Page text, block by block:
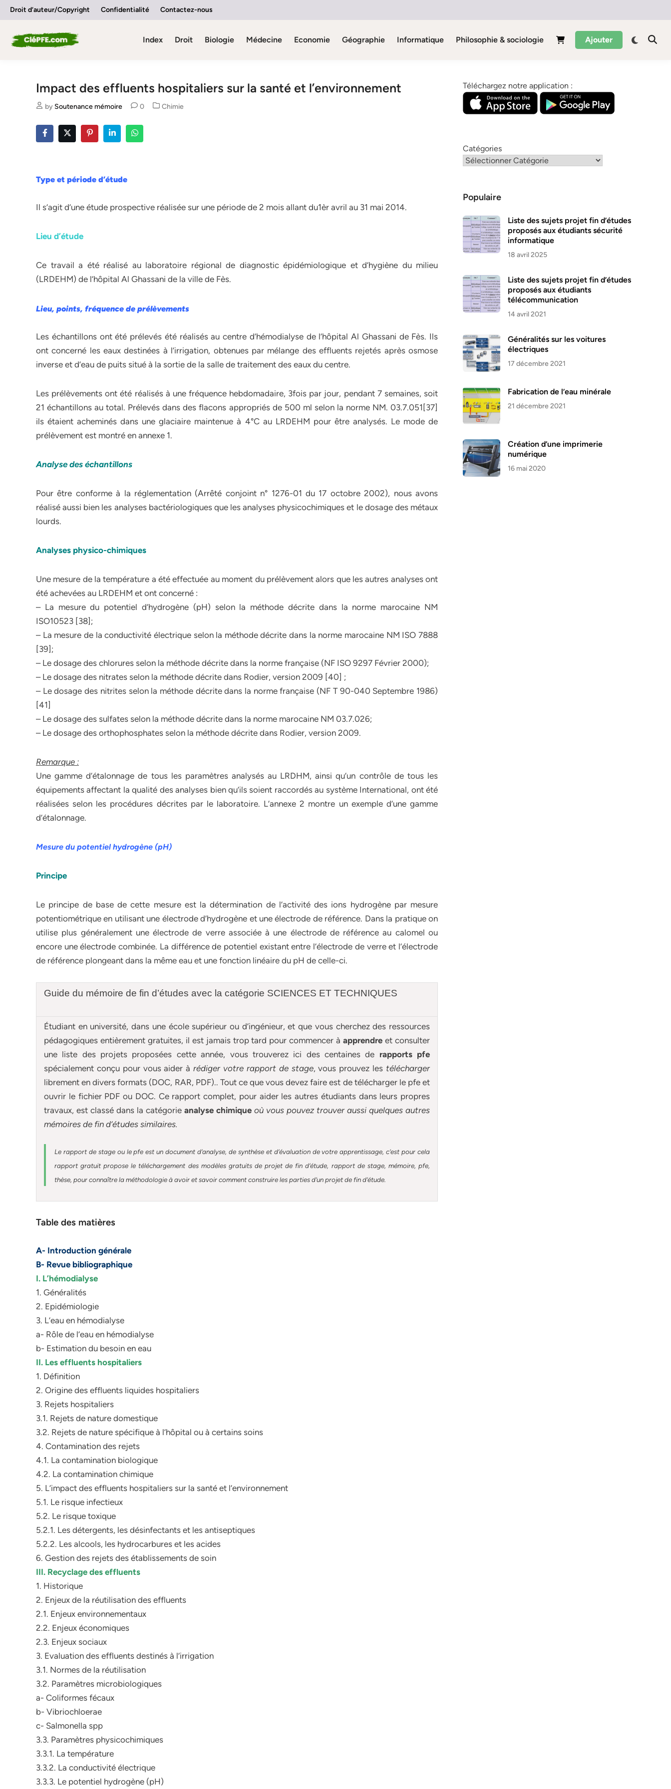
SkipDroit d’auteur/Copyright Confidentialité Contactez-nous
Index Droit Biologie Médecine Economie Géographie Informatique Philosophie & sociologie Ajouter
Impact des effluents hospitaliers sur la santé et l’environnement
by Soutenance mémoire 0
Posted
Chimie
Type et période d’étude
Il s’agit d’une étude prospective réalisée sur une période de 2 mois allant du1èr avril au 31 mai 2014.
Lieu d’étude
Ce travail a été réalisé au laboratoire régional de diagnostic épidémiologique et d’hygiène du milieu
(LRDEHM) de l’hôpital Al Ghassani de la ville de Fès.
Lieu, points, fréquence de prélèvements
Les échantillons ont été prélevés été réalisés au centre d’hémodialyse de l’hôpital Al Ghassani de Fès. Ils
ont concerné les eaux destinées à l’irrigation, obtenues par mélange des effluents rejetés après osmose
inverse et d’eau de puits situé à la sortie de la salle de traitement des eaux du centre.
Les prélèvements ont été réalisés à une fréquence hebdomadaire, 3fois par jour, pendant 7 semaines, soit
21 échantillons au total. Prélevés dans des flacons appropriés de 500 ml selon la norme NM. 03.7.051[37]
ils étaient acheminés dans une glaciaire maintenue à 4°C au LRDEHM pour être analysés. Le mode de
prélèvement est montré en annexe 1.
Analyse des échantillons
Pour être conforme à la réglementation (Arrêté conjoint n° 1276-01 du 17 octobre 2002), nous avons
réalisé aussi bien les analyses bactériologiques que les analyses physicochimiques et le dosage des métaux
lourds.
Analyses physico-chimiques
Une mesure de la température a été effectuée au moment du prélèvement alors que les autres analyses ont
été achevées au LRDEHM et ont concerné :
– La mesure du potentiel d’hydrogène (pH) selon la méthode décrite dans la norme marocaine NM
ISO10523 [38];
– La mesure de la conductivité électrique selon la méthode décrite dans la norme marocaine NM ISO 7888
[39];
– Le dosage des chlorures selon la méthode décrite dans la norme française (NF ISO 9297 Février 2000);
– Le dosage des nitrates selon la méthode décrite dans Rodier, version 2009 [40] ;
– Le dosage des nitrites selon la méthode décrite dans la norme française (NF T 90-040 Septembre 1986)
[41]
– Le dosage des sulfates selon la méthode décrite dans la norme marocaine NM 03.7.026;
– Le dosage des orthophosphates selon la méthode décrite dans Rodier, version 2009.
Remarque :
Une gamme d’étalonnage de tous les paramètres analysés au LRDHM, ainsi qu’un contrôle de tous les
équipements affectant la qualité des analyses bien qu’ils soient raccordés au système International, ont été
réalisées selon les procédures décrites par le laboratoire. L’annexe 2 montre un exemple d’une gamme
d’étalonnage.
Mesure du potentiel hydrogène (pH)
Principe
Le principe de base de cette mesure est la détermination de l’activité des ions hydrogène par mesure
potentiométrique en utilisant une électrode d’hydrogène et une électrode de référence. Dans la pratique on
utilise plus généralement une électrode de verre associée à une électrode de référence au calomel ou
encore une électrode combinée. La différence de potentiel existant entre l’électrode de verre et l’électrode
de référence plongeant dans la même eau et une fonction linéaire du pH de celle-ci.
Guide du mémoire de fin d’études avec la catégorie SCIENCES ET TECHNIQUES
Étudiant en université, dans une école supérieur ou d’ingénieur, et que vous cherchez des ressources
pédagogiques entièrement gratuites, il est jamais trop tard pour commencer àapprendre et consulter
une liste des projets proposées cette année, vous trouverez ici des centaines de rapports pfe
spécialement conçu pour vous aider àrédiger votre rapport de stage, vous prouvez les télécharger
librement en divers formats (DOC, RAR, PDF).. Tout ce que vous devez faire est de télécharger le pfe et
ouvrir le fichier PDF ou DOC. Ce rapport complet, pour aider les autres étudiants dans leurs propres
travaux, est classé dans la catégorie analyse chimique où vous pouvez trouver aussi quelques autres
mémoires de fin d’études similaires.
Le rapport de stage ou le pfe est un document d’analyse, de synthèse et d’évaluation de votre apprentissage, c’est pour cela
rapport gratuitpropose le téléchargement des modèles gratuits de projet de fin d’étude, rapport de stage, mémoire, pfe,
thèse, pour connaître la méthodologie à avoir et savoir comment construire les parties d’un projet de fin d’étude
Table des matières
A- Introduction générale
B- Revue bibliographique
I. L’hémodialyse
1. Généralités
2. Epidémiologie
3. L’eau en hémodialyse
a- Rôle de l’eau en hémodialyse
b- Estimation du besoin en eau
II. Les effluents hospitaliers
1. Définition
2. Origine des effluents liquides hospitaliers
3. Rejets hospitaliers
3.1. Rejets de nature domestique
3.2. Rejets de nature spécifique à l’hôpital ou à certains soins
4. Contamination des rejets
4.1. La contamination biologique
4.2. La contamination chimique
5. L’impact des effluents hospitaliers sur la santé et l’environnement
5.1. Le risque infectieux
5.2. Le risque toxique
5.2.1. Les détergents, les désinfectants et les antiseptiques
5.2.2. Les alcools, les hydrocarbures et les acides
6. Gestion des rejets des établissements de soin
III. Recyclage des effluents
1. Historique
2. Enjeux de la réutilisation des effluents
2.1. Enjeux environnementaux
2.2. Enjeux économiques
2.3. Enjeux sociaux
3. Evaluation des effluents destinés à l’irrigation
3.1. Normes de la réutilisation
3.2. Paramètres microbiologiques
a- Coliformes fécaux
b- Vibriochloerae
c- Salmonella spp
3.3. Paramètres physicochimiques
3.3.1. La température
3.3.2. La conductivité électrique
3.3.3. Le potentiel hydrogène (pH)
Téléchargez notre application :
Catégories
Populaire
Liste des sujets projet fin d’études
proposés aux étudiants sécurité
informatique
18 avril 2025
Liste des sujets projet fin d’études
proposés aux étudiants
télécommunication
14 avril 2021
Généralités sur les voitures
électriques
17 décembre 2021
Fabrication de l’eau minérale
21 décembre 2021
Création d’une imprimerie
numérique
16 mai 2020